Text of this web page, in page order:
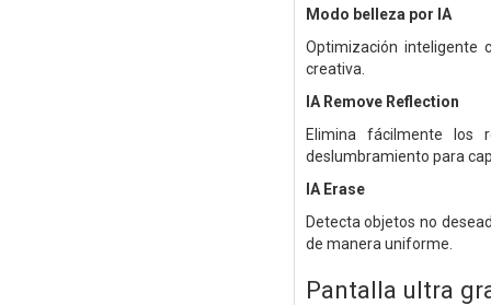
Modo belleza por IA
Optimización inteligente
creativa.
IA Remove Reflection
Elimina fácilmente
deslumbramiento para
IA Erase
Detecta objetos no
de manera uniforme.
Pantalla ultra